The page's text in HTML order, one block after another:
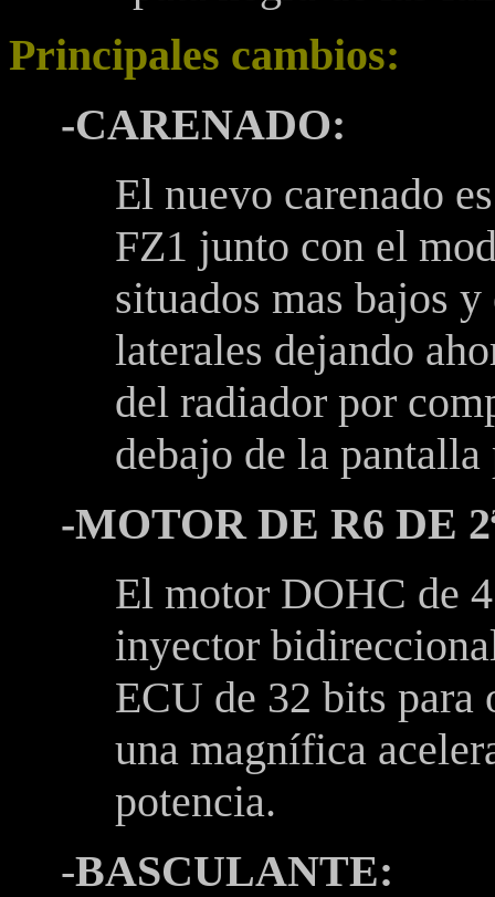
Principales cambios:
-CARENADO:
El nuevo carenado
FZ1 junto con el
situados mas bajos
laterales dejando
del radiador por
debajo de la
-MOTOR DE R6 DE
El motor DOHC de
inyector
ECU de 32 bits para
una magnífica
potencia.
-BASCULANTE: